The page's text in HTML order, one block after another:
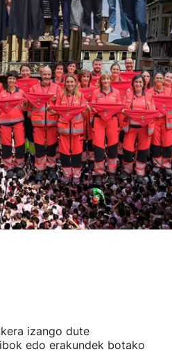
izango dute
edo erakundek botako